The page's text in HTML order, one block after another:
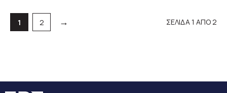
Σελίδα
1 Σελίδα
2 → ΣΕΛΙΔΑ 1 ΑΠΟ 2